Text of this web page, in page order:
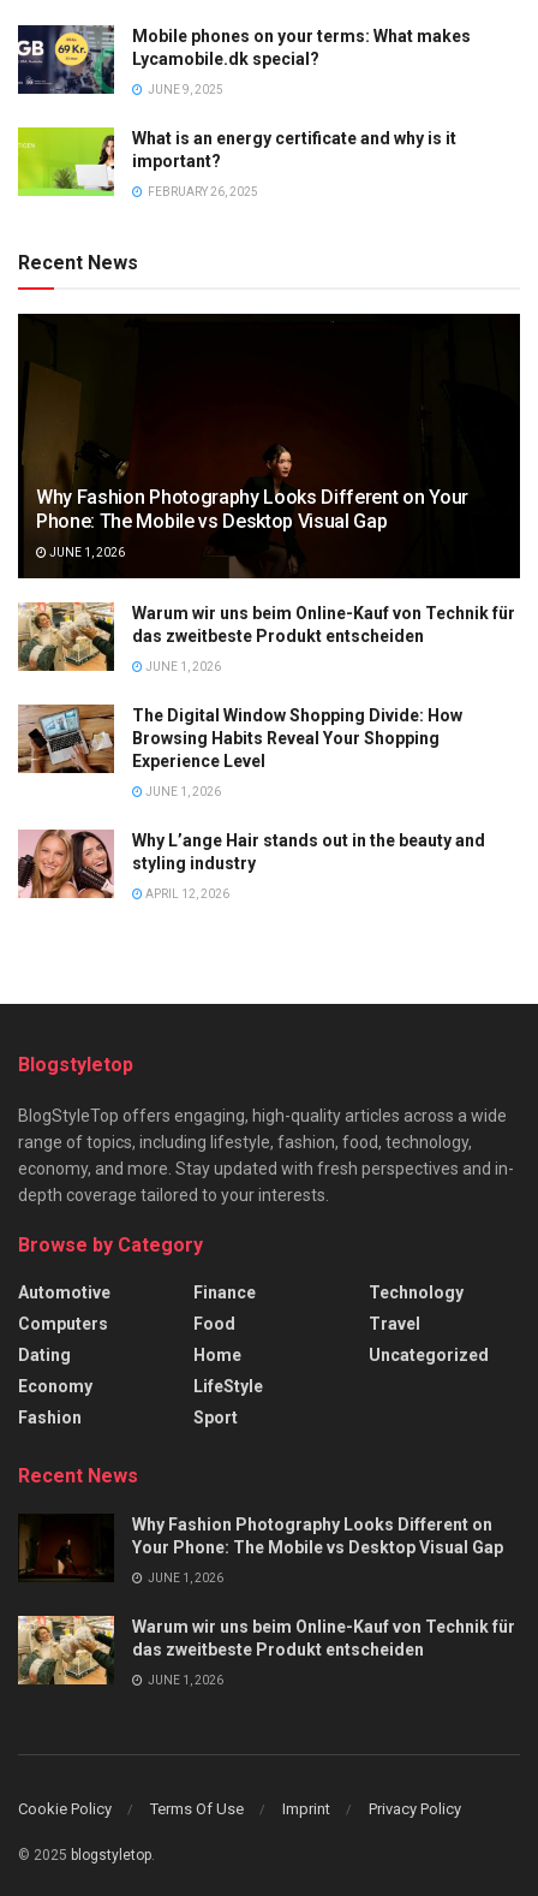
Mobile phones on your terms: What makes
Lycamobile.dk special?
JUNE 9, 2025
What is an energy certificate and why is it
important?
FEBRUARY 26, 2025
Recent News
Why Fashion Photography Looks Different on Your
Phone: The Mobile vs Desktop Visual Gap
JUNE 1, 2026
Warum wir uns beim Online-Kauf von Technik für
das zweitbeste Produkt entscheiden
JUNE 1, 2026
The Digital Window Shopping Divide: How
Browsing Habits Reveal Your Shopping
Experience Level
JUNE 1, 2026
Why L’ange Hair stands out in the beauty and
styling industry
APRIL 12, 2026
Blogstyletop
BlogStyleTop offers engaging, high-quality articles across a wide
range of topics, including lifestyle, fashion, food, technology,
economy, and more. Stay updated with fresh perspectives and in-
depth coverage tailored to your interests.
Browse by Category
Automotive
Computers
Dating
Economy
Fashion
Finance
Food
Home
LifeStyle
Sport
Technology
Travel
Uncategorized
Recent News
Why Fashion Photography Looks Different on
Your Phone: The Mobile vs Desktop Visual Gap
JUNE 1, 2026
Warum wir uns beim Online-Kauf von Technik für
das zweitbeste Produkt entscheiden
JUNE 1, 2026
Cookie Policy Terms Of Use Imprint Privacy Policy
© 2025 blogstyletop.